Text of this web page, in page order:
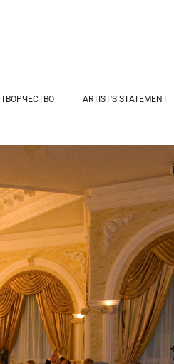
ТВОРЧЕСТВО ARTIST'S STATEMENT